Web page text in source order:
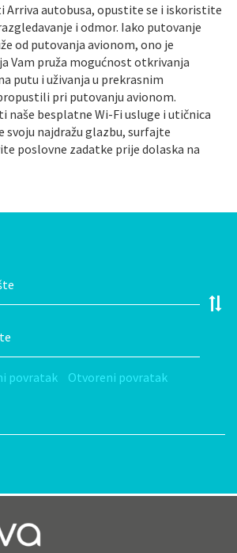
Arriva autobusa, opustite se i iskoristite
i odmor. Iako putovanje
od putovanja avionom, ono je
Vam pruža mogućnost otkrivanja
putu i uživanja u prekrasnim
pri putovanju avionom.
besplatne Wi-Fi usluge i utičnica
svoju najdražu glazbu, surfajte
poslovne zadatke prije dolaska na
povratak Otvoreni povratak